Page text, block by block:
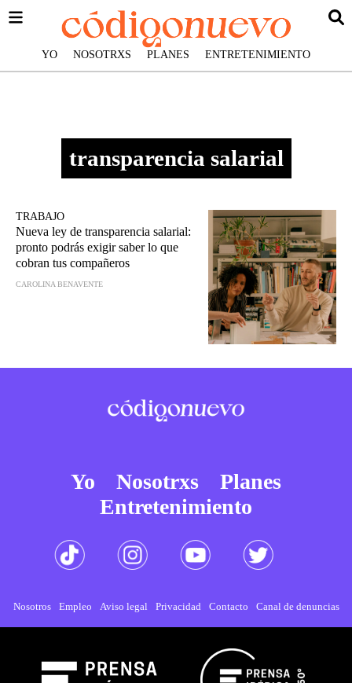
YO NOSOTRXS PLANES ENTRETENIMIENTO
transparencia salarial
TRABAJO
Nueva ley de transparencia salarial:
pronto podrás exigir saber lo que
cobran tus compañeros
CAROLINA BENAVENTE
Yo Nosotrxs
Planes
Entretenimiento
Nosotros Empleo Aviso legal Privacidad Contacto Canal de denuncias